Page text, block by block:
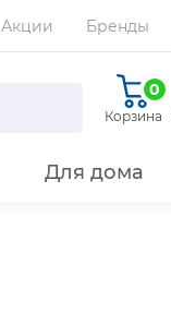
Акции Бренды
0
Корзина
Для дома